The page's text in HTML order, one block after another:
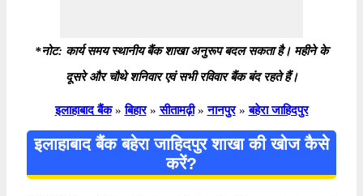
*नोट: कार्य समय स्थानीय बैंक शाखा अनुरूप बदल सकता है। महीने के
दूसरे और चौथे शनिवार एवं सभी रविवार बैंक बंद रहते हैं।
इलाहाबाद बैंक » बिहार » सीतामढ़ी » नानपुर » बहेरा जाहिदपुर
इलाहाबाद बैंक बहेरा जाहिदपुर शाखा की खोज कैसे
करें?